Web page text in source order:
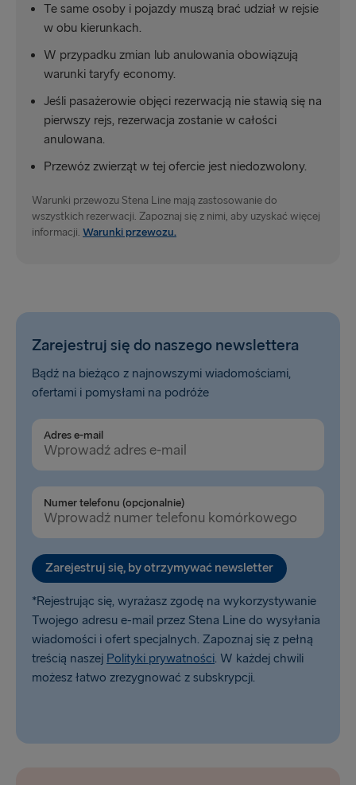
Te same osoby i pojazdy muszą brać udział w rejsie
w obu kierunkach.
W przypadku zmian lub anulowania obowiązują
warunki taryfy economy.
Jeśli pasażerowie objęci rezerwacją nie stawią się na
pierwszy rejs, rezerwacja zostanie w całości
anulowana.
Przewóz zwierząt w tej ofercie jest niedozwolony.
Warunki przewozu Stena Line mają zastosowanie do
wszystkich rezerwacji. Zapoznaj się z nimi, aby uzyskać więcej
informacji. Warunki przewozu.
Zarejestruj się do naszego newslettera
Bądź na bieżąco z najnowszymi wiadomościami,
ofertami i pomysłami na podróże
Adres e-mail
Numer telefonu (opcjonalnie)
Zarejestruj się, by otrzymywać newsletter
*Rejestrując się, wyrażasz zgodę na wykorzystywanie
Twojego adresu e-mail przez Stena Line do wysyłania
wiadomości i ofert specjalnych. Zapoznaj się z pełną
treścią naszej Polityki prywatności. W każdej chwili
możesz łatwo zrezygnować z subskrypcji.